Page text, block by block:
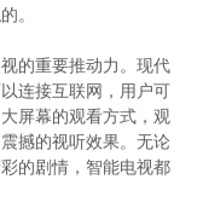
。
的重要推动力。现代
连接互联网，用户可
屏幕的观看方式，观
撼的视听效果。无论
的剧情，智能电视都